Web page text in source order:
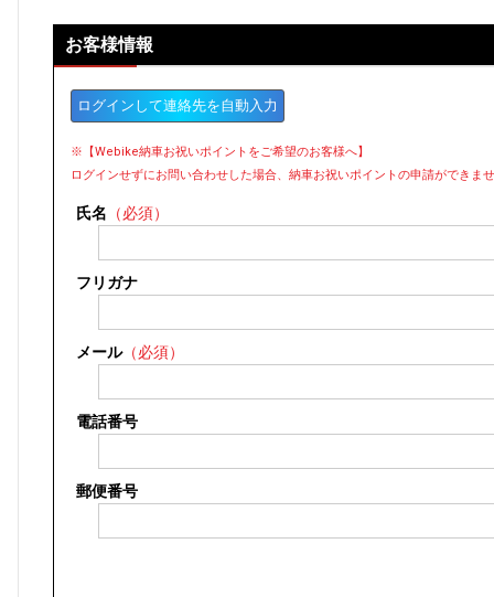
お客様情報
ログインして連絡先を自動入力
※【Webike納車お祝いポイントをご希望のお客様へ】
ログインせずにお問い合わせした場合、納車お祝いポイントの申請ができま
氏名 （必須）
フリガナ
メール（必須）
電話番号
郵便番号